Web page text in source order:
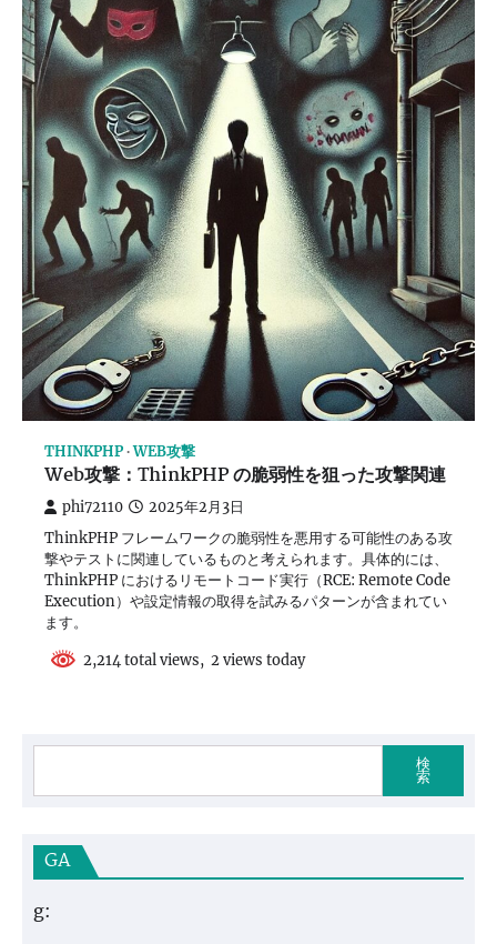
THINKPHP WEB攻撃
Web攻撃：ThinkPHP の脆弱性を狙った攻撃関連
phi72110 2025年2月3日
ThinkPHP フレームワークの脆弱性を悪用する可能性のある攻
撃やテストに関連しているものと考えられます。具体的には、
ThinkPHP におけるリモートコード実行（RCE: Remote Code
Execution）や設定情報の取得を試みるパターンが含まれてい
ます。
2,214 total views, 2 views today
検
索
GA
g: